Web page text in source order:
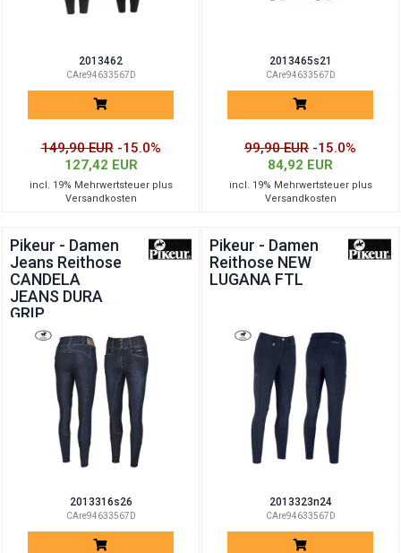
2013462
CAre94633567D
149,90 EUR -15.0%
127,42 EUR
incl. 19% Mehrwertsteuer plus
Versandkosten
2013465s21
CAre94633567D
99,90 EUR -15.0%
84,92 EUR
incl. 19% Mehrwertsteuer plus
Versandkosten
Pikeur - Damen
Jeans Reithose
CANDELA
JEANS DURA
GRIP
2013316s26
CAre94633567D
Pikeur - Damen
Reithose NEW
LUGANA FTL
2013323n24
CAre94633567D